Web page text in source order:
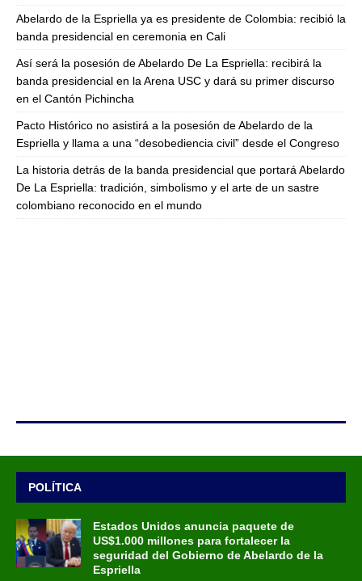
Abelardo de la Espriella ya es presidente de Colombia: recibió la
banda presidencial en ceremonia en Cali
Así será la posesión de Abelardo De La Espriella: recibirá la
banda presidencial en la Arena USC y dará su primer discurso
en el Cantón Pichincha
Pacto Histórico no asistirá a la posesión de Abelardo de la
Espriella y llama a una “desobediencia civil” desde el Congreso
La historia detrás de la banda presidencial que portará Abelardo
De La Espriella: tradición, simbolismo y el arte de un sastre
colombiano reconocido en el mundo
POLÍTICA
Estados Unidos anuncia paquete de
US$1.000 millones para fortalecer la
seguridad del Gobierno de Abelardo de la
Espriella